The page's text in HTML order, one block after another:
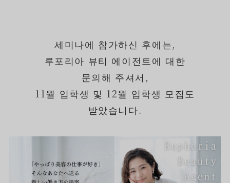
세미나에 참가하신 후에는,
루포리아 뷰티 에이전트에 대한
문의해 주셔서,
11월 입학생 및 12월 입학생 모집도
받았습니다.